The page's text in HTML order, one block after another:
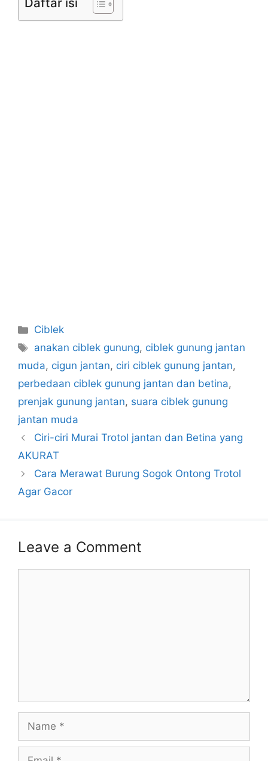
Categories
Ciblek
Tags
anakan ciblek gunung, ciblek gunung jantan
muda, cigun jantan, ciri ciblek gunung jantan,
perbedaan ciblek gunung jantan dan betina,
prenjak gunung jantan, suara ciblek gunung
jantan muda
Ciri-ciri Murai Trotol jantan dan Betina yang
AKURAT
Cara Merawat Burung Sogok Ontong Trotol
Agar Gacor
Leave a Comment
Name
Email